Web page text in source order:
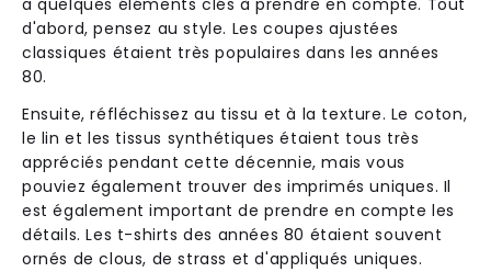
a quelques éléments clés à prendre en compte. Tout
d'abord, pensez au style. Les coupes ajustées
classiques étaient très populaires dans les années
80.
Ensuite, réfléchissez au tissu et à la texture. Le coton,
le lin et les tissus synthétiques étaient tous très
appréciés pendant cette décennie, mais vous
pouviez également trouver des imprimés uniques. Il
est également important de prendre en compte les
détails. Les t-shirts des années 80 étaient souvent
ornés de clous, de strass et d'appliqués uniques.